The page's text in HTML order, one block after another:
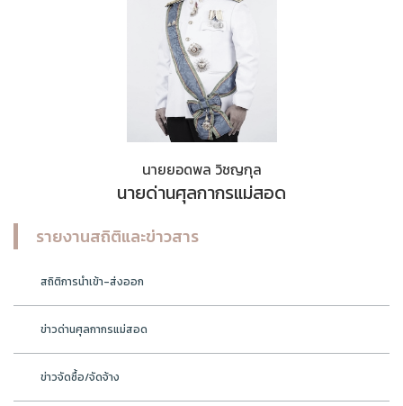
นายยอดพล วิชญกุล
นายด่านศุลกากรแม่สอด
รายงานสถิติและข่าวสาร
สถิติการนำเข้า-ส่งออก
ข่าวด่านศุลกากรแม่สอด
ข่าวจัดซื้อ/จัดจ้าง